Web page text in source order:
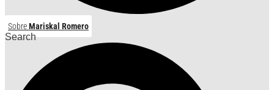
SobreMariskal Romero
Search